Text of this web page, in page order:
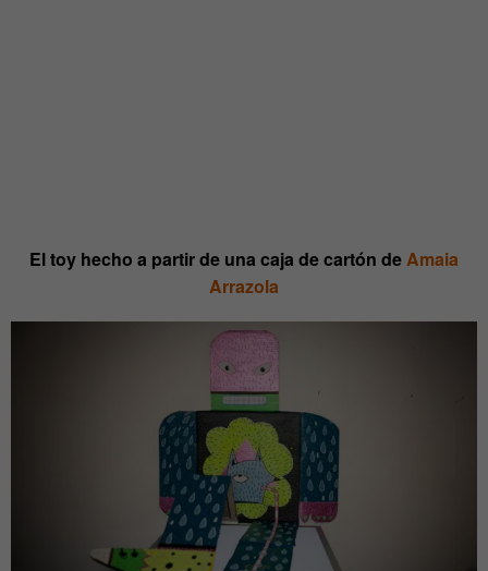
El toy hecho a partir de una caja de cartón deAmaia
Arrazola